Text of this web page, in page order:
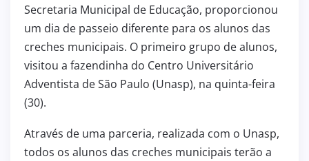
Secretaria Municipal de Educação, proporcionou
um dia de passeio diferente para os alunos das
creches municipais. O primeiro grupo de alunos,
visitou a fazendinha do Centro Universitário
Adventista de São Paulo (Unasp), na quinta-feira
(30).
Através de uma parceria, realizada com o Unasp,
todos os alunos das creches municipais terão a